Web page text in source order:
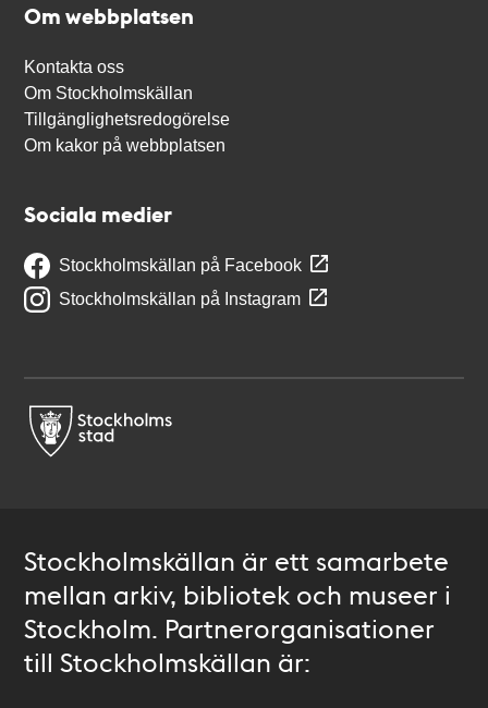
Om webbplatsen
Kontakta oss
Om Stockholmskällan
Tillgänglighetsredogörelse
Om kakor på webbplatsen
Sociala medier
Stockholmskällan på Facebook
Stockholmskällan på Instagram
Stockholmskällan är ett samarbete
mellan arkiv, bibliotek och museer i
Stockholm. Partnerorganisationer
till Stockholmskällan är: